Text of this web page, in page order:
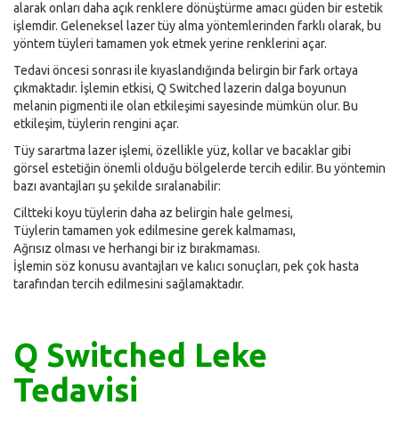
alarak onları daha açık renklere dönüştürme amacı güden bir estetik
işlemdir. Geleneksel lazer tüy alma yöntemlerinden farklı olarak, bu
yöntem tüyleri tamamen yok etmek yerine renklerini açar.
Tedavi öncesi sonrası ile kıyaslandığında belirgin bir fark ortaya
çıkmaktadır. İşlemin etkisi, Q Switched lazerin dalga boyunun
melanin pigmenti ile olan etkileşimi sayesinde mümkün olur. Bu
etkileşim, tüylerin rengini açar.
Tüy sarartma lazer işlemi, özellikle yüz, kollar ve bacaklar gibi
görsel estetiğin önemli olduğu bölgelerde tercih edilir. Bu yöntemin
bazı avantajları şu şekilde sıralanabilir:
Ciltteki koyu tüylerin daha az belirgin hale gelmesi,
Tüylerin tamamen yok edilmesine gerek kalmaması,
Ağrısız olması ve herhangi bir iz bırakmaması.
İşlemin söz konusu avantajları ve kalıcı sonuçları, pek çok hasta
tarafından tercih edilmesini sağlamaktadır.
Q Switched Leke
Tedavisi